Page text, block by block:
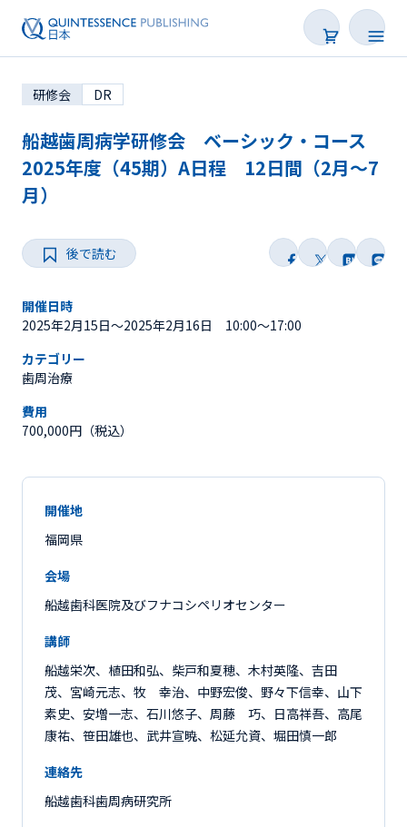
研修会 DR
船越歯周病学研修会 ベーシック・コース
2025年度（45期）A日程 12日間（2月～7
月）
後で読む
開催日時
2025年2月15日〜2025年2月16日 10:00～17:00
カテゴリー
歯周治療
費用
700,000円（税込）
開催地
福岡県
会場
船越歯科医院及びフナコシペリオセンター
講師
船越栄次、植田和弘、柴戸和夏穂、木村英隆、吉田
茂、宮崎元志、牧 幸治、中野宏俊、野々下信幸、山下
素史、安増一志、石川悠子、周藤 巧、日高祥吾、高尾
康祐、笹田雄也、武井宣暁、松延允資、堀田慎一郎
連絡先
船越歯科歯周病研究所